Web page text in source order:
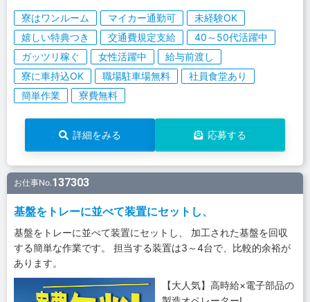
寮はワンルーム マイカー通勤可
未経験OK
嬉しい特典つき
交通費規定支給
40～50代活躍中
ガッツリ稼ぐ
女性活躍中
給与前渡し
寮に車持込OK
職場駐車場無料
社員食堂あり
簡単作業
寮費無料
詳細をみる 応募する
お仕事No.137303
基盤をトレーに並べて装置にセットし、
基盤をトレーに並べて装置にセットし、 加工された基盤を回収
する簡単な作業です。 担当する装置は3～4台で、比較的余裕が
あります。
【大人気】高時給×電子部品の